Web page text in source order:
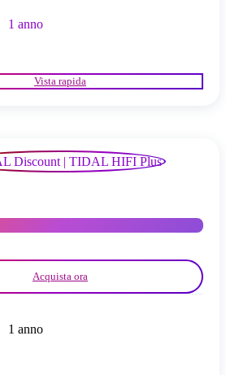
1 anno
Vista rapida
Acquista ora
1 anno